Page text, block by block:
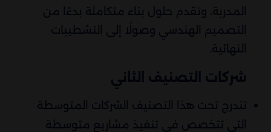
المدربة، وتقدم حلول بناء متكاملة بدءًا من
التصميم الهندسي وصولًا إلى التشطيبات
النهائية.
شركات التصنيف الثاني
تندرج تحت هذا التصنيف الشركات المتوسطة
التي تتخصص في تنفيذ مشاريع متوسطة